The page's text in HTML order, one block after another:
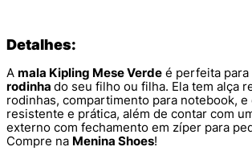
Detalhes:
A mala Kipling Mese Verde é perfeita para
rodinha do seu filho ou filha. Ela tem alça
rodinhas, compartimento para notebook, e
resistente e prática, além de contar com
externo com fechamento em zíper para
Compre na Menina Shoes!